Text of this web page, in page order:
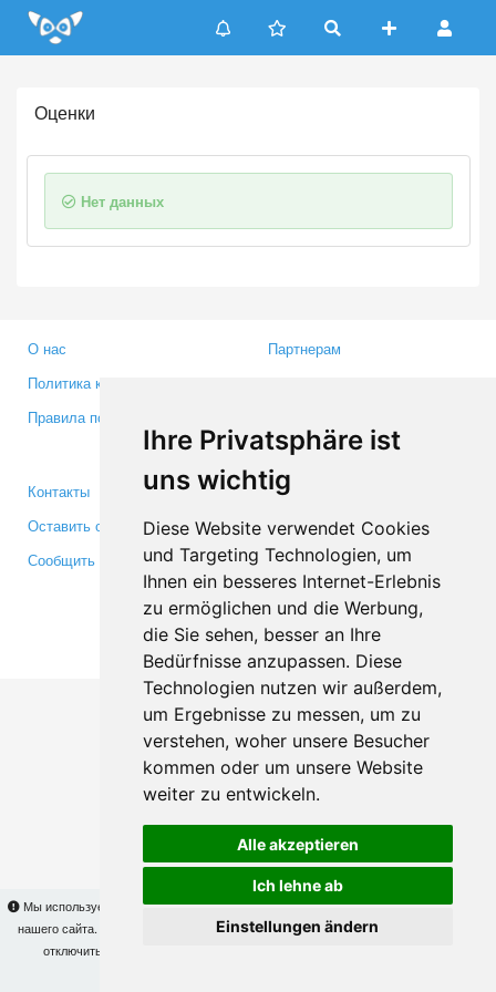
Ihre Privatsphäre ist
uns wichtig
Diese Website verwendet Cookies
und Targeting Technologien, um
Ihnen ein besseres Internet-Erlebnis
zu ermöglichen und die Werbung,
die Sie sehen, besser an Ihre
Bedürfnisse anzupassen. Diese
Technologien nutzen wir außerdem,
um Ergebnisse zu messen, um zu
verstehen, woher unsere Besucher
kommen oder um unsere Website
weiter zu entwickeln.
Alle akzeptieren
Ich lehne ab
Einstellungen ändern
Update cookies preferences
Мы используем cookies для того, чтобы Вы могли использовать весь функционал
нашего сайта. На
Вы сможете узнать подробности и, при желании,
отключить использование cookies. Продолжая пользоваться сайтом, Вы
Оценки
Нет данных
О нас
Политика конфиденциальности
Правила пользования
Партнерам
Медиа
Контакты
Оставить отзыв
Сообщить об ошибке
Facebook
Twitter
YouTube
Google+
Makis© Copyright 2026